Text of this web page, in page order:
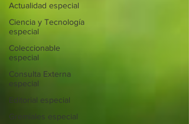
Actualidad especial
Ciencia y Tecnología
especial
Coleccionable
especial
Consulta Externa
especial
Editorial especial
Gremiales especial